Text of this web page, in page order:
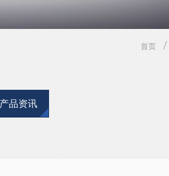
首页
产品资讯